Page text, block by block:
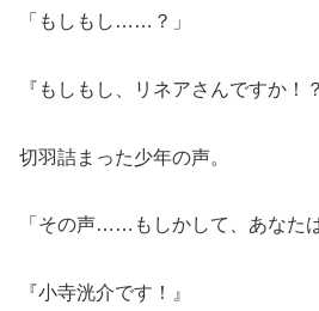
「もしもし……？」
『もしもし、リネアさんですか！
切羽詰まった少年の声。
「その声……もしかして、あなた
『小寺洸介です！』